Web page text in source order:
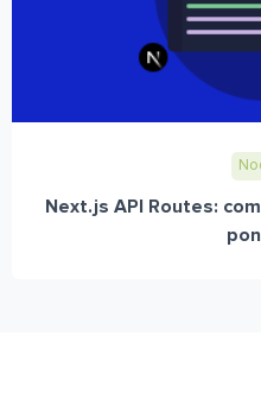
Next.js API Routes: